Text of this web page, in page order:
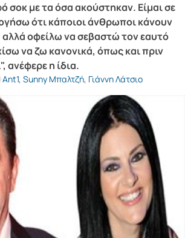
σοκ με τα όσα ακούστηκαν. Είμαι σε
ότι κάποιοι άνθρωποι κάνουν
αλλά οφείλω να σεβαστώ τον εαυτό
να ζω κανονικά, όπως και πριν
ανέφερε η ίδια.
Ant1, Sunny Μπαλτζή, Γιάννη Λάτσιο